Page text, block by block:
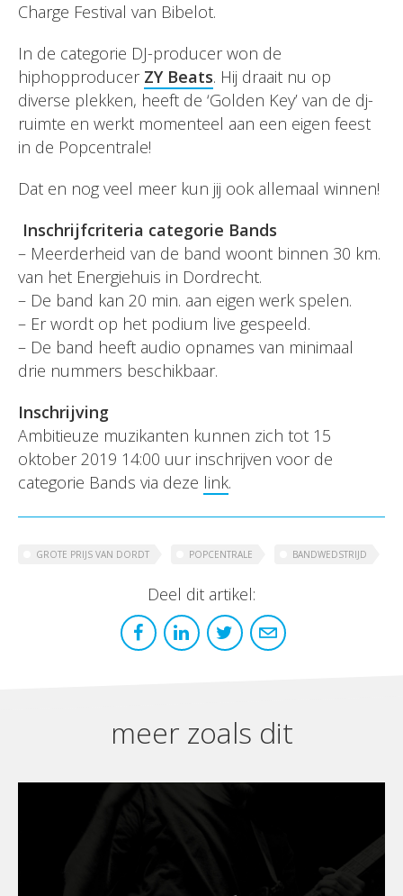
Charge Festival van Bibelot.
In de categorie DJ-producer won de
hiphopproducer ZY Beats. Hij draait nu op
diverse plekken, heeft de ‘Golden Key’ van de dj-
ruimte en werkt momenteel aan een eigen feest
in de Popcentrale!
Dat en nog veel meer kun jij ook allemaal winnen!
Inschrijfcriteria categorie Bands
– Meerderheid van de band woont binnen 30 km.
van het Energiehuis in Dordrecht.
– De band kan 20 min. aan eigen werk spelen.
– Er wordt op het podium live gespeeld.
– De band heeft audio opnames van minimaal
drie nummers beschikbaar.
Inschrijving
Ambitieuze muzikanten kunnen zich tot 15
oktober 2019 14:00 uur inschrijven voor de
categorie Bands via deze link.
GROTE PRIJS VAN DORDT POPCENTRALE BANDWEDSTRIJD
Deel dit artikel:
meer zoals dit